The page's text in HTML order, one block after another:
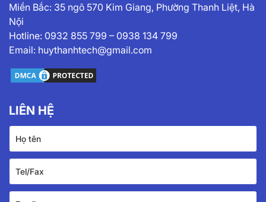
Miền Bắc: 35 ngõ 570 Kim Giang, Phường Thanh Liệt, Hà
Nội
Hotline: 0932 855 799 – 0938 134 799
Email: huythanhtech@gmail.com
LIÊN HỆ